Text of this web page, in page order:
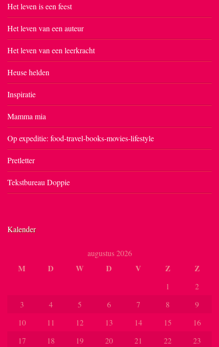
Het leven is een feest
Het leven van een auteur
Het leven van een leerkracht
Heuse helden
Inspiratie
Mamma mia
Op expeditie: food-travel-books-movies-lifestyle
Pretletter
Tekstbureau Doppie
Kalender
augustus 2026
M D W D V Z Z
1
2
3
4 5 6 7 8
9
10
11 12 13 14 15
16
17
18 19 20 21 22 23